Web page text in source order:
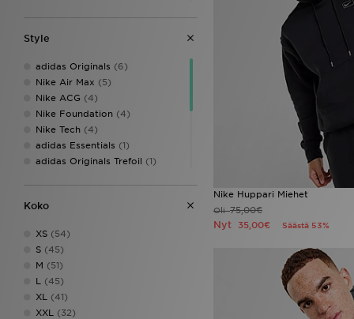
New Era
PUMA(4)
Reebok (1)
Supply & Demand
The North Face(11)
Under Armour
Unlike Humans(9)
Vans(2)
Style
adidas Originals (6)
Nike Air Max (5)
Nike ACG (4)
Nike Foundation (4)
Nike Tech (4)
adidas Essentials (1)
adidas Originals Trefoil (1)
Essentials(1)
adidas Tiro
Nike Club
Nike Nocta
Nike Tech Fleece
Nike x NOCTA
Koko
XS (54)
S (45)
M (51)
L
(45)
XL
(41)
XXL
(32)
Nike Huppari Miehet
Oli75,00€
Nyt 35,00€ Säästä 53%